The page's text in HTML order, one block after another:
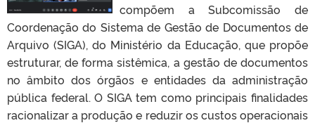
compõem a Subcomissão de
Coordenação do Sistema de Gestão de Documentos de
Arquivo (SIGA), do Ministério da Educação, que propõe
estruturar, de forma sistêmica, a gestão de documentos
no âmbito dos órgãos e entidades da administração
pública federal. O SIGA tem como principais finalidades
racionalizar a produção e reduzir os custos operacionais